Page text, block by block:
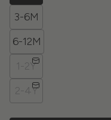
3-6M
6-12M
1-2Y
2-4Y